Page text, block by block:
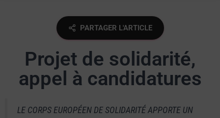
PARTAGER L'ARTICLE
Projet de solidarité,
appel à candidatures
LE CORPS EUROPÉEN DE SOLIDARITÉ APPORTE UN